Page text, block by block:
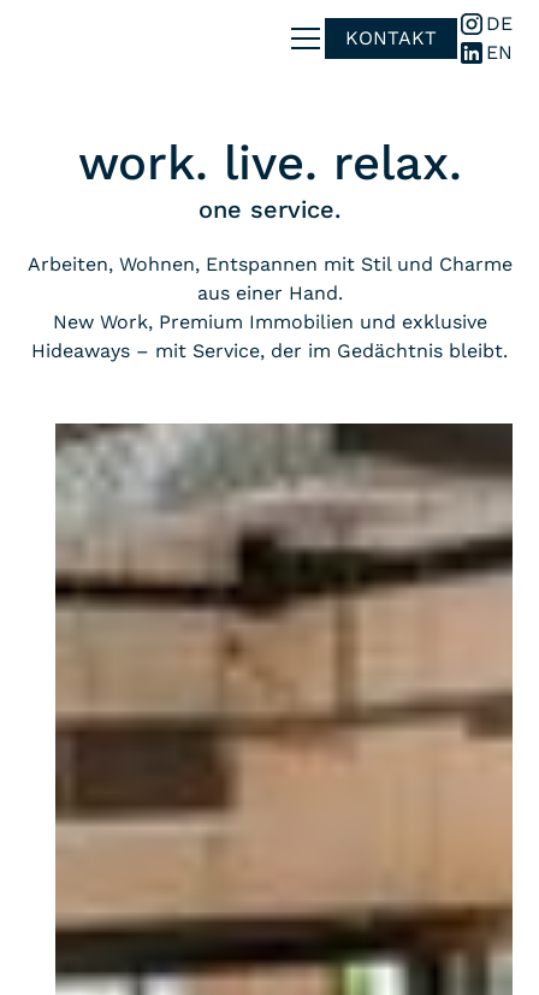
KONTAKT
DE
EN
work. live. relax.
one service.
Arbeiten, Wohnen, Entspannen mit Stil und Charme
aus einer Hand.
New Work, Premium Immobilien und exklusive
Hideaways – mit Service, der im Gedächtnis bleibt.